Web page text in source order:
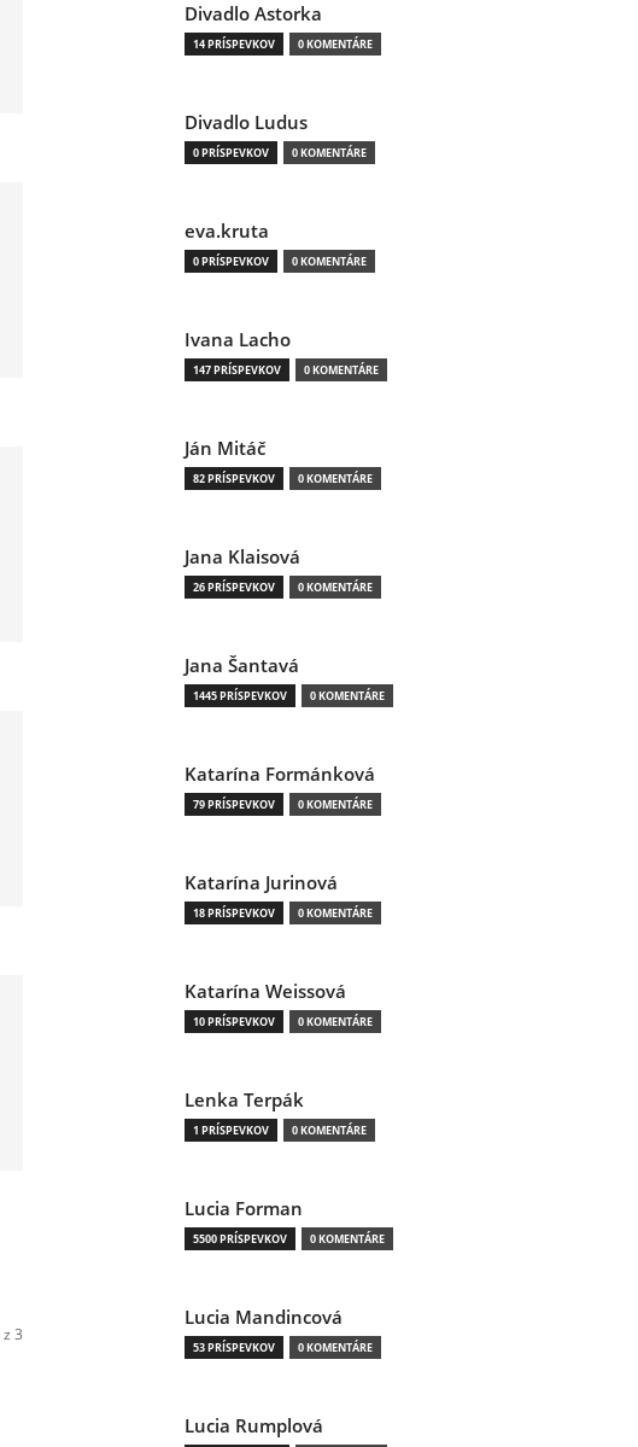
3
Divadlo Astorka
14 PRÍSPEVKOV 0 KOMENTÁRE
Divadlo Ludus
0 PRÍSPEVKOV 0 KOMENTÁRE
eva.kruta
0 PRÍSPEVKOV 0 KOMENTÁRE
Ivana Lacho
147 PRÍSPEVKOV 0 KOMENTÁRE
Ján Mitáč
82 PRÍSPEVKOV 0 KOMENTÁRE
Jana Klaisová
26 PRÍSPEVKOV 0 KOMENTÁRE
Jana Šantavá
1445 PRÍSPEVKOV 0 KOMENTÁRE
Katarína Formánková
79 PRÍSPEVKOV 0 KOMENTÁRE
Katarína Jurinová
18 PRÍSPEVKOV 0 KOMENTÁRE
Katarína Weissová
10 PRÍSPEVKOV 0 KOMENTÁRE
Lenka Terpák
1 PRÍSPEVKOV 0 KOMENTÁRE
Lucia Forman
5500 PRÍSPEVKOV 0 KOMENTÁRE
Lucia Mandincová
53 PRÍSPEVKOV 0 KOMENTÁRE
Lucia Rumplová